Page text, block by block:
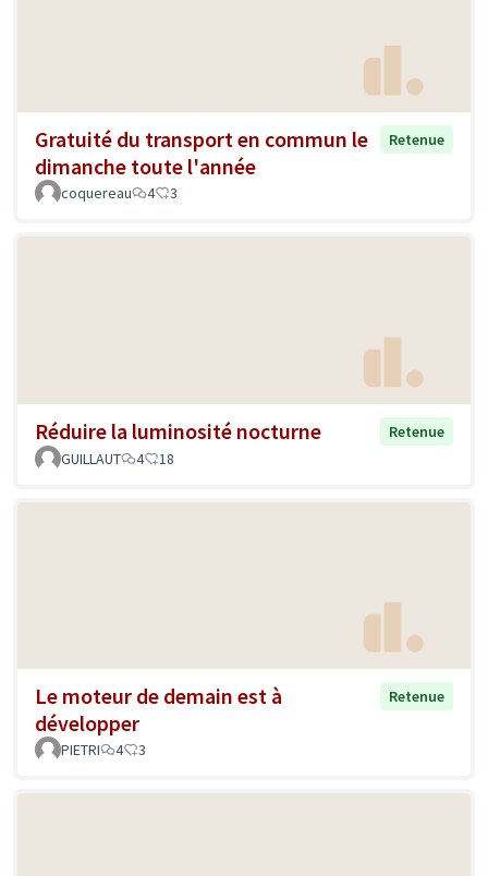
Gratuité du transport en commun le
dimanche toute l'année
Retenue
coquereau 4 3
Réduire la luminosité nocturne
Retenue
GUILLAUT
4 18
Le moteur de demain est à
développer
Retenue
PIETRI 4 3